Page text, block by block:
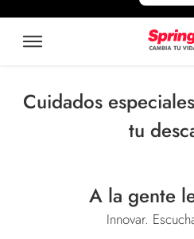
Cuidados
tu
A la gente
Innovar.